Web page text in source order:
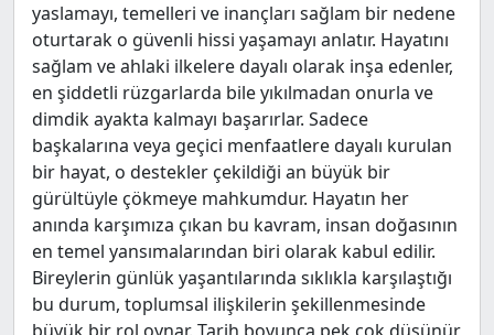
yaslamayı, temelleri ve inançları sağlam bir nedene
oturtarak o güvenli hissi yaşamayı anlatır. Hayatını
sağlam ve ahlaki ilkelere dayalı olarak inşa edenler,
en şiddetli rüzgarlarda bile yıkılmadan onurla ve
dimdik ayakta kalmayı başarırlar. Sadece
başkalarına veya geçici menfaatlere dayalı kurulan
bir hayat, o destekler çekildiği an büyük bir
gürültüyle çökmeye mahkumdur. Hayatın her
anında karşımıza çıkan bu kavram, insan doğasının
en temel yansımalarından biri olarak kabul edilir.
Bireylerin günlük yaşantılarında sıklıkla karşılaştığı
bu durum, toplumsal ilişkilerin şekillenmesinde